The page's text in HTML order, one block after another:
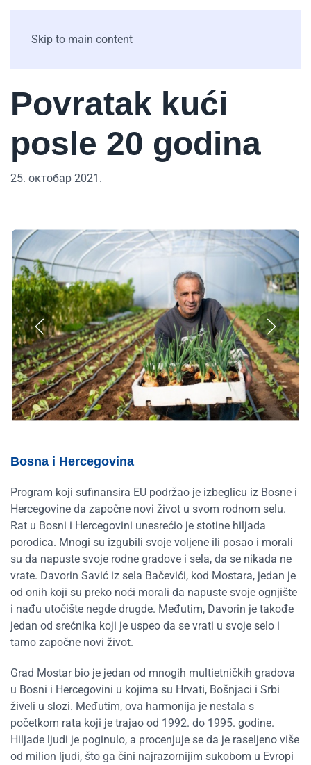
Skip to main content
Povratak kući
posle 20 godina
25. октобар 2021.
Bosna i Hercegovina
Program koji sufinansira EU podržao je izbeglicu iz Bosne i
Hercegovine da započne novi život u svom rodnom selu.
Rat u Bosni i Hercegovini unesrećio je stotine hiljada
porodica. Mnogi su izgubili svoje voljene ili posao i morali
su da napuste svoje rodne gradove i sela, da se nikada ne
vrate. Davorin Savić iz sela Bačevići, kod Mostara, jedan je
od onih koji su preko noći morali da napuste svoje ognjište
i nađu utočište negde drugde. Međutim, Davorin je takođe
jedan od srećnika koji je uspeo da se vrati u svoje selo i
tamo započne novi život.
Grad Mostar bio je jedan od mnogih multietničkih gradova
u Bosni i Hercegovini u kojima su Hrvati, Bošnjaci i Srbi
živeli u slozi. Međutim, ova harmonija je nestala s
početkom rata koji je trajao od 1992. do 1995. godine.
Hiljade ljudi je poginulo, a procenjuje se da je raseljeno više
od milion ljudi, što ga čini najrazornijim sukobom u Evropi